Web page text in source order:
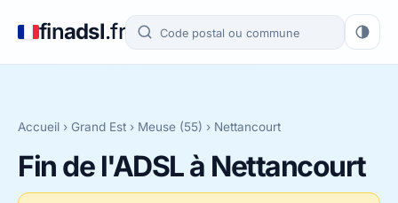
finadsl.fr
Accueil › Grand Est › Meuse (55) › Nettancourt
Fin de l'ADSL à Nettancourt